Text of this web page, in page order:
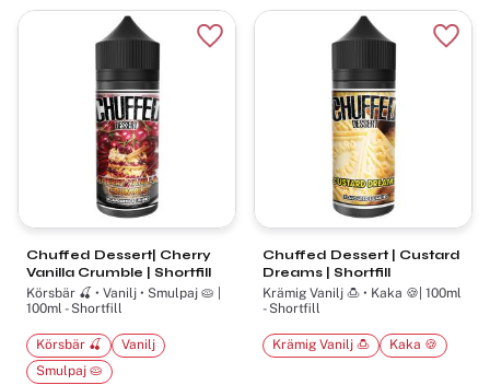
Chuffed Dessert| Cherry
Vanilla Crumble | Shortfill
Körsbär 🍒 • Vanilj • Smulpaj 🥧 |
100ml - Shortfill
Körsbär 🍒
Vanilj
Smulpaj 🥧
Lägg till i favoriter
Chuffed Dessert | Custard
Dreams | Shortfill
Krämig Vanilj 🍮 • Kaka 🍪| 100ml
- Shortfill
Krämig Vanilj 🍮 Kaka 🍪